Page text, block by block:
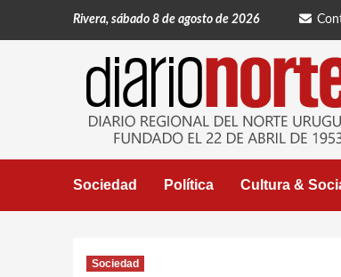
Rivera, sábado 8 de agosto de 2026
Sociedad Política Cultura &
Sociedad